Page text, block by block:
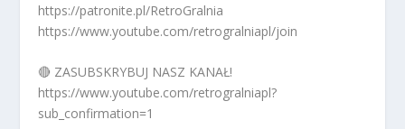
https://patronite.pl/RetroGralnia
https://www.youtube.com/retrogralniapl/join
🔴 ZASUBSKRYBUJ NASZ KANAŁ!
https://www.youtube.com/retrogralniapl?
sub_confirmation=1